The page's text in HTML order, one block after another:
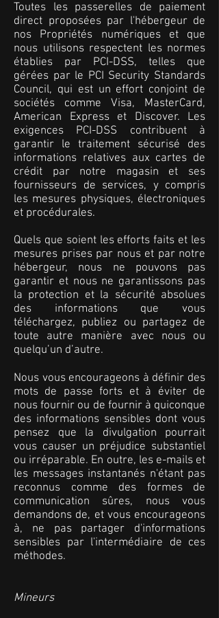
Toutes les passerelles de paiement
direct proposées par l'hébergeur de
nos Propriétés numériques et que
nous utilisons respectent les normes
établies par PCI-DSS, telles que
gérées par le PCI Security Standards
Council, qui est un effort conjoint de
sociétés comme Visa, MasterCard,
American Express et Discover. Les
exigences PCI-DSS contribuent à
garantir le traitement sécurisé des
informations relatives aux cartes de
crédit par notre magasin et ses
fournisseurs de services, y compris
les mesures physiques, électroniques
et procédurales.
Quels que soient les efforts faits et les
mesures prises par nous et par notre
hébergeur, nous ne pouvons pas
garantir et nous ne garantissons pas
la protection et la sécurité absolues
des informations que vous
téléchargez, publiez ou partagez de
toute autre manière avec nous ou
quelqu’un d’autre.
Nous vous encourageons à définir des
mots de passe forts et à éviter de
nous fournir ou de fournir à quiconque
des informations sensibles dont vous
pensez que la divulgation pourrait
vous causer un préjudice substantiel
ou irréparable. En outre, les e-mails et
les messages instantanés n'étant pas
reconnus comme des formes de
communication sûres, nous vous
demandons de, et vous encourageons
à, ne pas partager d'informations
sensibles par l'intermédiaire de ces
méthodes.
Mineurs